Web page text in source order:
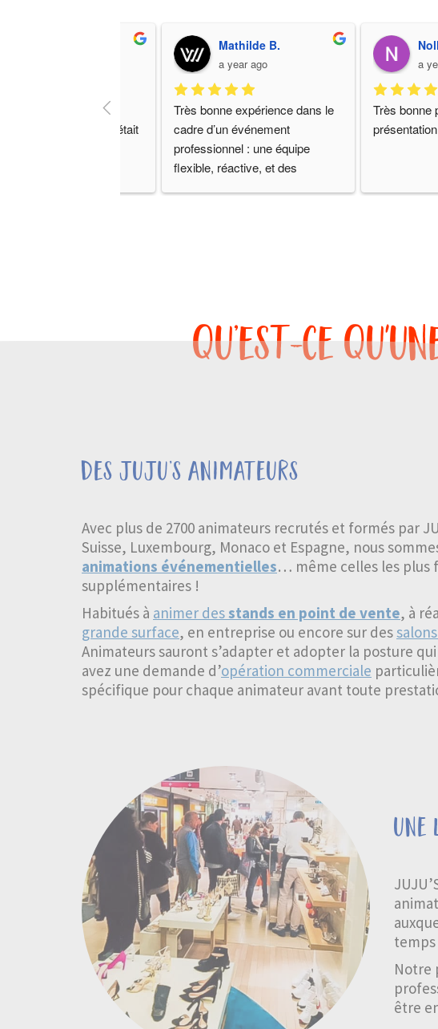
avons eu le droit à un
au travail et c’était
Mathilde B.
a year ago
Très bonne expérience dans le
cadre d’un événement
professionnel : une équipe
flexible, réactive, et des
a
Très bonne
qu’est-ce
des juju’s animateurs
Avec plus de 2700 animateurs recrutés et formés par
Suisse, Luxembourg, Monaco et Espagne, nous
animations événementielles… même celles les plus
supplémentaires !
Habitués à animer desstands en point de vente, à
grande surface, en entreprise ou encore sur des
Animateurs sauront s’adapter et adopter la posture
avez une demande d’opération commerciale
spécifique pour chaque animateur avant toute
une
Notre
être